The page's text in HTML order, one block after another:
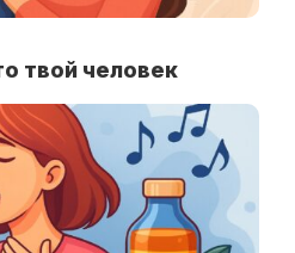
твой человек